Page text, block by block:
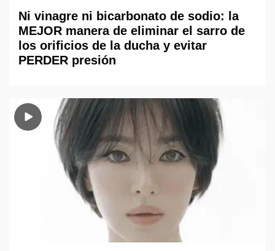
Ni vinagre ni bicarbonato de sodio: la
MEJOR manera de eliminar el sarro de
los orificios de la ducha y evitar
PERDER presión